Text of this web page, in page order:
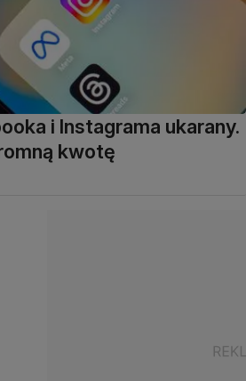
i Instagrama ukarany.
kwotę